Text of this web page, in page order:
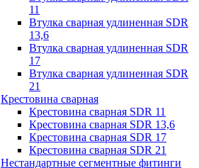
11
Втулка сварная удлиненная SDR
13,6
Втулка сварная удлиненная SDR
17
Втулка сварная удлиненная SDR
21
Крестовина сварная
Крестовина сварная SDR 11
Крестовина сварная SDR 13,6
Крестовина сварная SDR 17
Крестовина сварная SDR 21
Нестандартные сегментные фитинги